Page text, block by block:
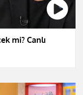
mi? Canlı